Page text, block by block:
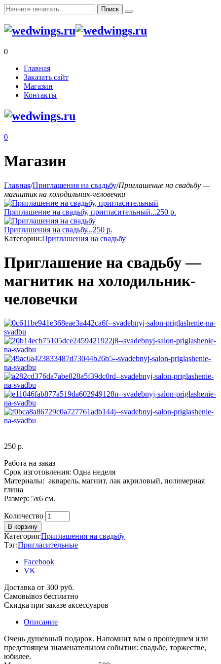
0
Главная
Заказать сайт
Магазин
Контакты
0
Магазин
Главная/Приглашения на свадьбу/Приглашение на свадьбу —
магнитик на холодильник-человечки
Приглашение на свадьбу, пригласительный...250 р.
Приглашения на свадьбу...250 р.
Категории:Приглашения на свадьбу
Приглашение на свадьбу —
магнитик на холодильник-
человечки
250 р.
Работа на заказ
Срок изготовления: Одна неделя
Материалы: акварель, магнит, лак акриловый, полимерная
глина
Размер: 5х6 см.
Количество
Количество
В корзину
Категория:Приглашения на свадьбу
Тэг:Пригласительные
Facebook
VK
Доставка от 300 руб.
Самовывоз бесплатно
Скидка при заказе аксессуаров
Описание
Очень душевный подарок. Напомнит вам о прошедшем или
предстоящем знаменательном событии: свадьбе, торжестве,
юбилее.